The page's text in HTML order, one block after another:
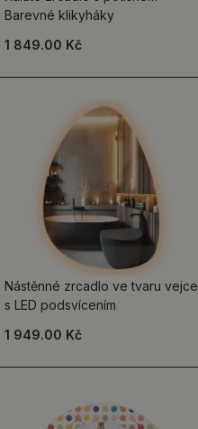
Barevné klikyháky
1 849.00 Kč
Nástěnné zrcadlo ve tvaru vejce
s LED podsvícením
1 949.00 Kč